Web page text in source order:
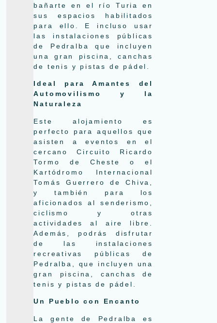
bañarte en el río Turia en
sus espacios habilitados
para ello. E incluso usar
las instalaciones públicas
de Pedralba que incluyen
una gran piscina, canchas
de tenis y pistas de pádel.
Ideal para Amantes del
Automovilismo y la
Naturaleza
Este alojamiento es
perfecto para aquellos que
asisten a eventos en el
cercano Circuito Ricardo
Tormo de Cheste o el
Kartódromo Internacional
Tomás Guerrero de Chiva,
y también para los
aficionados al senderismo,
ciclismo y otras
actividades al aire libre.
Además, podrás disfrutar
de las instalaciones
recreativas públicas de
Pedralba, que incluyen una
gran piscina, canchas de
tenis y pistas de pádel.
Un Pueblo con Encanto
La gente de Pedralba es